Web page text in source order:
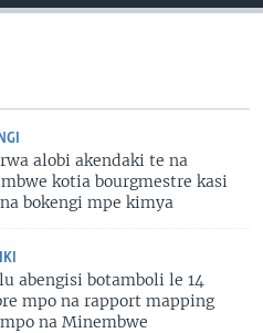
alobi akendaki te na
kotia bourgmestre kasi
bokengi mpe kimya
abengisi botamboli le 14
mpo na rapport mapping
na Minembwe